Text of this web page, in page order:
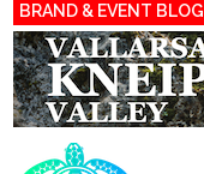
BRAND & EVENT BLOG